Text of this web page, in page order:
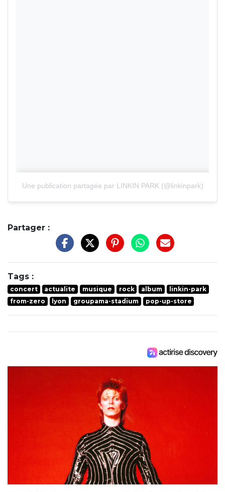
Une publication partagée par LINKIN PARK (@linkinpark)
Partager :
Tags :
concert actualite musique rock album
linkin-park
from-zero
lyon groupama-stadium pop-up-store